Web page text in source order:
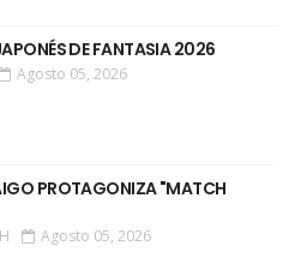
DE FANTASIA 2026
Agosto 05, 2026
PROTAGONIZA "MATCH
Agosto 05, 2026